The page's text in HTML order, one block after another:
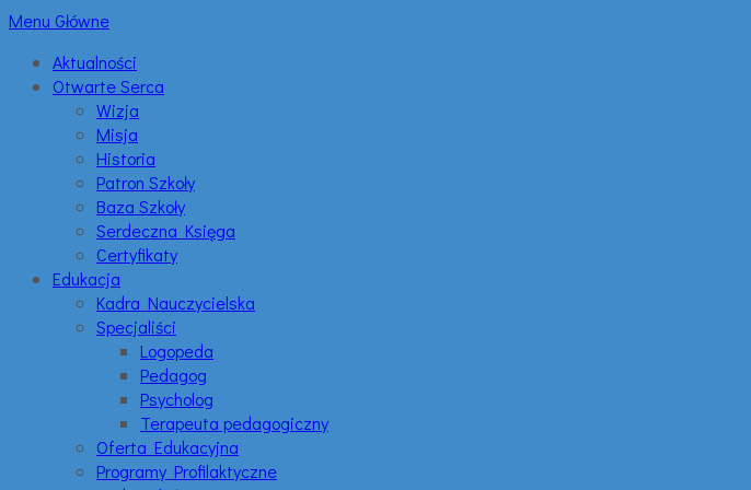
Menu Główne
Aktualności
Otwarte Serca
Wizja
Misja
Historia
Patron Szkoły
Baza Szkoły
Serdeczna Księga
Certyfikaty
Edukacja
Kadra Nauczycielska
Specjaliści
Logopeda
Pedagog
Psycholog
Terapeuta pedagogiczny
Oferta Edukacyjna
Programy Profilaktyczne